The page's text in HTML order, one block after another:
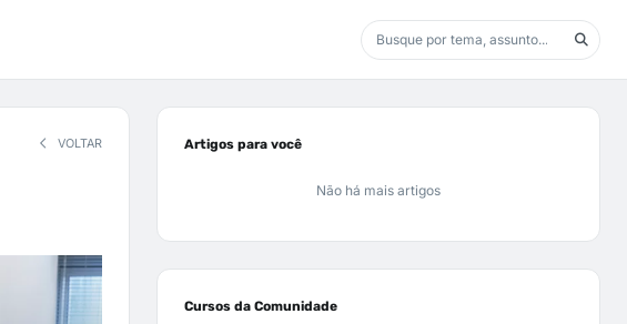
VOLTAR Artigos para você
Não há mais artigos
Cursos da Comunidade